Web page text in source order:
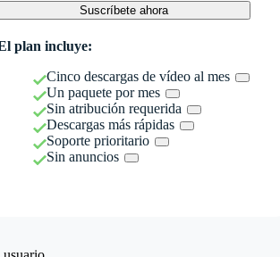
Suscríbete ahora
plan incluye:
Cinco descargas de vídeo al mes
Un paquete por mes
Sin atribución requerida
Descargas más rápidas
Soporte prioritario
Sin anuncios